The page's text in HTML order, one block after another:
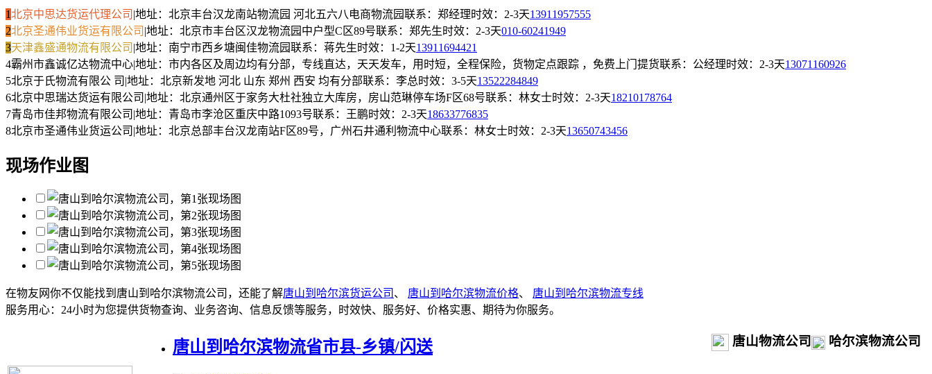
1北京中思达货运代理公司 |地址：北京丰台汉龙南站物流园 河北五六八电商物流园联系：郑经理时效：2-3天13911957555
2北京圣通伟业货运有限公司 |地址：北京市丰台区汉龙物流园中户型C区89号联系：郑先生时效：2-3天010-60241949
3天津鑫盛通物流有限公司 |地址：南宁市西乡塘闽佳物流园联系：蒋先生时效：1-2天13911694421
4霸州市鑫诚亿达物流中心|地址：市内各区及周边均有分部，专线直达，天天发车，用时短，全程保险，货物定点跟踪 ，免费上门提货联系：公经理时效：2-3天13071160926
5北京于氏物流有限公 司 |地址：北京新发地 河北 山东 郑州 西安 均有分部联系：李总时效：3-5天13522284849
6北京中思瑞达货运有限公司 |地址：北京通州区于家务大杜社独立大库房，房山范琳停车场F区68号联系：林女士时效：2-3天18210178764
7青岛市佳邦物流有限公司 |地址：青岛市李沧区重庆中路1093号联系：王鹏时效：2-3天18633776835
8北京市圣通伟业货运公司 |地址：北京总部丰台汉龙南站F区89号，广州石井通利物流中心联系：林女士时效：2-3天13650743456
现场作业图
在物友网你不仅能找到唐山到哈尔滨物流公司，还能了解唐山到哈尔滨货运公司 、 唐山到哈尔滨物流价格、 唐山到哈尔滨物流专线
服务用心： 24小时为您提供货物查询、业务咨询、信息反馈等服务，时效快、服务好、价格实惠、期待为你服务。
唐山到哈尔滨物流省市县-乡镇/闪送 唐山物流公司 哈尔滨物流公司